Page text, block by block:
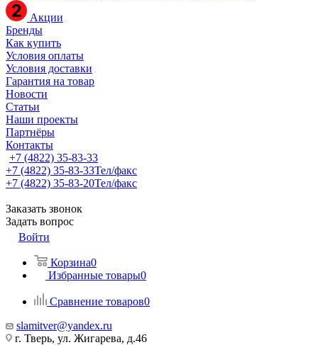
Акции
Бренды
Как купить
Условия оплаты
Условия доставки
Гарантия на товар
Новости
Статьи
Наши проекты
Партнёры
Контакты
+7 (4822) 35-83-33
+7 (4822) 35-83-33Тел/факс
+7 (4822) 35-83-20Тел/факс
Заказать звонок
Задать вопрос
Войти
Корзина0
Избранные товары0
Сравнение товаров0
slamitver@yandex.ru
г. Тверь, ул. Жигарева, д.46